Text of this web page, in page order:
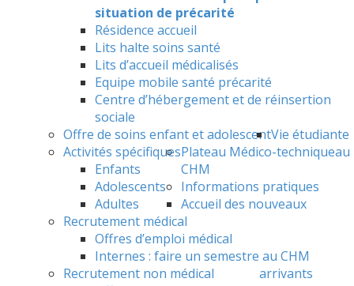
situation de précarité
Résidence accueil
Lits halte soins santé
Lits d’accueil médicalisés
Equipe mobile santé précarité
Centre d’hébergement et de réinsertion
sociale
Offre de soins enfant et adolescent
Activités spécifiques
Enfants
Adolescents
Adultes
Plateau Médico-technique
Recrutement médical
Offres d’emploi médical
Internes : faire un semestre au CHM
Vie étudiante
au
CHM
Recrutement non médical
Informations pratiques
Accueil des nouveaux
arrivants